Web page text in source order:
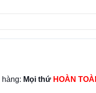
Mọi thứ HOÀN